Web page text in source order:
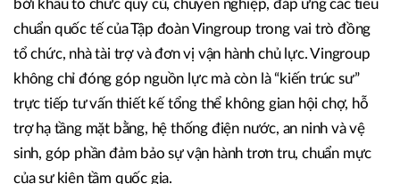
mẽ và sự lạc quan của người tiêu dùng vào kinh tế nội địa.
Sự thành công của Hội chợ đến từ chỉ đạo sát sao của
Chính phủ, sự dẫn dắt của Bộ Công thương và sự tham gia
nhiệt tình các doanh nghiệp. Đặc biệt, hội chợ ghi dấu ấn
bởi khâu tổ chức quy củ, chuyên nghiệp, đáp ứng các tiêu
chuẩn quốc tế của Tập đoàn Vingroup trong vai trò đồng
tổ chức, nhà tài trợ và đơn vị vận hành chủ lực. Vingroup